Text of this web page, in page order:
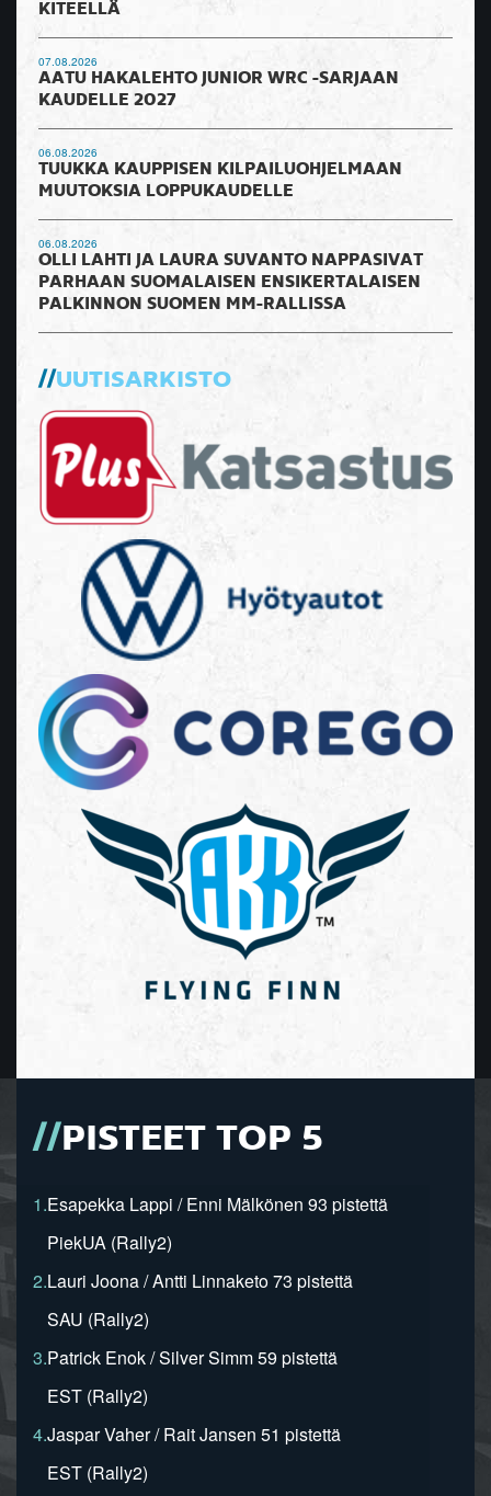
KITEELLÄ
07.08.2026
AATU HAKALEHTO JUNIOR WRC -SARJAAN
KAUDELLE 2027
06.08.2026
TUUKKA KAUPPISEN KILPAILUOHJELMAAN
MUUTOKSIA LOPPUKAUDELLE
06.08.2026
OLLI LAHTI JA LAURA SUVANTO NAPPASIVAT
PARHAAN SUOMALAISEN ENSIKERTALAISEN
PALKINNON SUOMEN MM-RALLISSA
UUTISARKISTO
PISTEET TOP 5
1.Esapekka Lappi / Enni Mälkönen 93 pistettä
PiekUA (Rally2)
2.Lauri Joona / Antti Linnaketo 73 pistettä
SAU (Rally2)
3.Patrick Enok / Silver Simm 59 pistettä
EST (Rally2)
4.Jaspar Vaher / Rait Jansen 51 pistettä
EST (Rally2)